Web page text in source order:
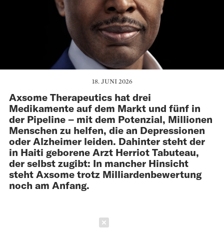
18. JUNI 2026
Axsome Therapeutics hat drei
Medikamente auf dem Markt und fünf in
der Pipeline – mit dem Potenzial, Millionen
Menschen zu helfen, die an Depressionen
oder Alzheimer leiden. Dahinter steht der
in Haiti geborene Arzt Herriot Tabuteau,
der selbst zugibt: In mancher Hinsicht
steht Axsome trotz Milliardenbewertung
noch am Anfang.